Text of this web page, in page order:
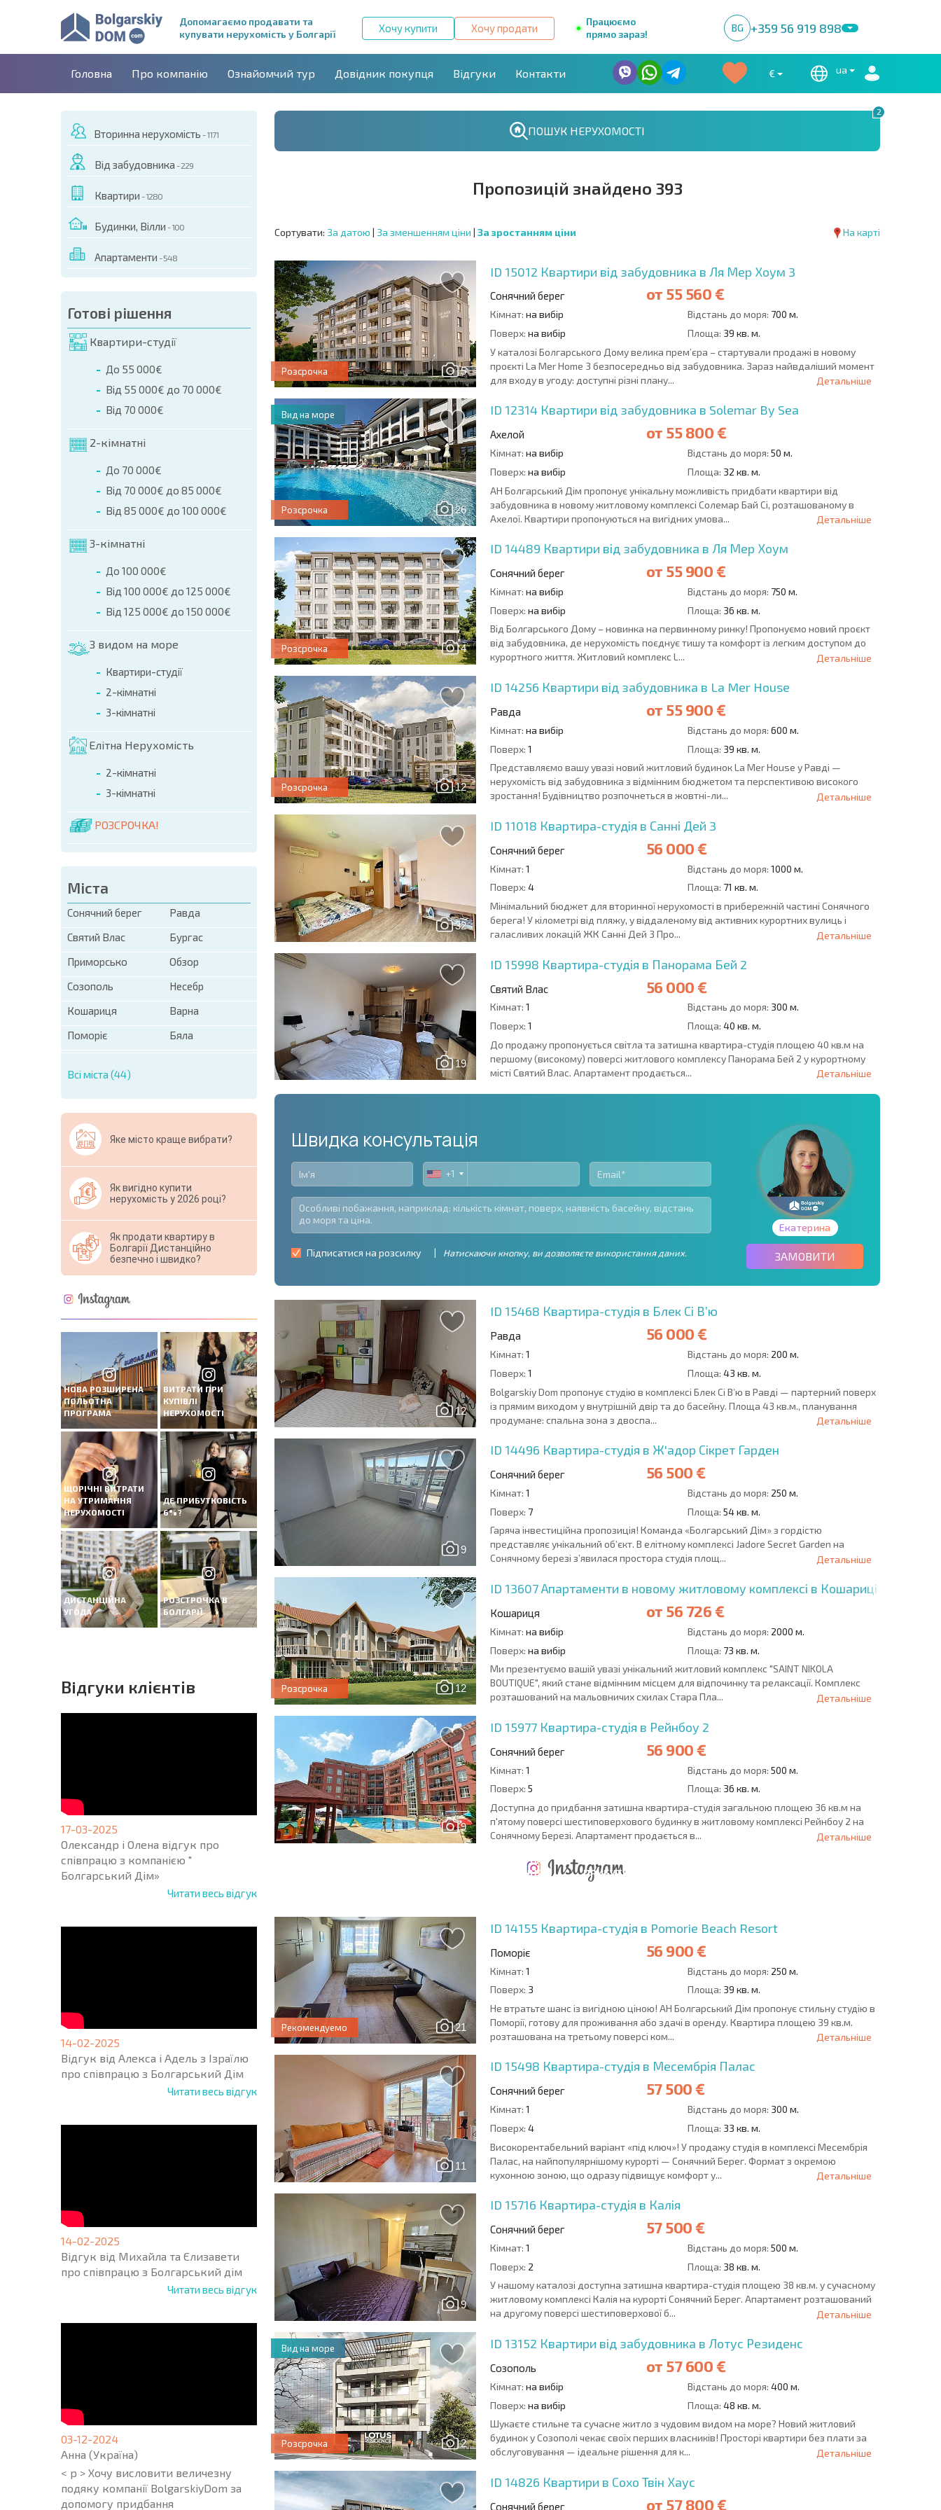
Допомагаємо продавати та
купувати нерухомість у Болгарії
Хочу купити Хочу продати
Працюємо
прямо зараз!
BG +359 56 919 898
Головна Про компанію Ознайомчий тур Довідник покупця Відгуки Контакти € ua
Вторинна нерухомість - 1171
Від забудовника - 229
Квартири - 1280
Будинки, Вілли - 100
Апартаменти - 548
Готові рішення
Квартири-студії
До 55 000€
Від 55 000€ до 70 000€
Від 70 000€
2-кімнатні
До 70 000€
Від 70 000€ до 85 000€
Від 85 000€ до 100 000€
3-кімнатні
До 100 000€
Від 100 000€ до 125 000€
Від 125 000€ до 150 000€
З видом на море
Квартири-студії
2-кімнатні
3-кімнатні
Елітна Нерухомість
2-кімнатні
3-кімнатні
РОЗСРОЧКА!
Міста
Сонячний берег
Равда
Святий Влас
Бургас
Приморсько
Обзор
Созополь
Несебр
Кошариця
Варна
Поморіє
Бяла
Всі міста (44)
Яке місто краще вибрати?
Як вигідно купити
нерухомість у 2026 році?
Як продати квартиру в
Болгарії Дистанційно
безпечно і швидко?
НОВА РОЗШИРЕНА
ПОЛЬОТНА
ПРОГРАМА
ВИТРАТИ ПРИ
КУПІВЛІ
НЕРУХОМОСТІ
ЩОРІЧНІ ВИТРАТИ
НА УТРИМАННЯ
НЕРУХОМОСТІ
ДЕ ПРИБУТКОВІСТЬ
6%?
ДИСТАНЦІЙНА
УГОДА
РОЗСТРОЧКА В
БОЛГАРІЇ
Вiдгуки клієнтів
17-03-2025
Олександр і Олена відгук про
співпрацю з компанією "
Болгарський Дім»
Читати весь відгук
14-02-2025
Відгук від Алекса і Адель з Ізраїлю
про співпрацю з Болгарський Дім
Читати весь відгук
14-02-2025
Відгук від Михайла та Єлизавети
про співпрацю з Болгарський дім
Читати весь відгук
03-12-2024
Анна (Україна)
< p > Хочу висловити величезну
подяку компанії BolgarskiyDom за
допомогу придбання
2
ПОШУК НЕРУХОМОСТІ
Пропозицій знайдено 393
Сортувати: За датою | За зменшенням ціни | За зростанням ціни На карті
5
Розсрочка
ID 15012 Квартири від забудовника в Ля Мер Хоум 3
Сонячний берег от 55 560 €
Кімнат: на вибір Відстань до моря: 700 м.
Поверх: на вибір Площа: 39 кв. м.
У каталозі Болгарського Дому велика прем’єра – стартували продажі в новому
проєкті La Mer Home 3 безпосередньо від забудовника. Зараз найвдаліший момент
для входу в угоду: доступні різні плану...
Детальніше
26
Розсрочка
ID 12314 Квартири від забудовника в Solemar By Sea
Ахелой от 55 800 €
Кімнат: на вибір Відстань до моря: 50 м.
Поверх: на вибір Площа: 32 кв. м.
Вид на море
АН Болгарський Дім пропонує унікальну можливість придбати квартири від
забудовника в новому житловому комплексі Солемар Бай Сі, розташованому в
Ахелої. Квартири пропонуються на вигідних умова...
Детальніше
4
Розсрочка
ID 14489 Квартири від забудовника в Ля Мер Хоум
Сонячний берег от 55 900 €
Кімнат: на вибір Відстань до моря: 750 м.
Поверх: на вибір Площа: 36 кв. м.
Від Болгарського Дому – новинка на первинному ринку! Пропонуємо новий проєкт
від забудовника, де нерухомість поєднує тишу та комфорт із легким доступом до
курортного життя. Житловий комплекс L...
Детальніше
12
Розсрочка
ID 14256 Квартири від забудовника в La Mer House
Равда от 55 900 €
Кімнат: на вибір Відстань до моря: 600 м.
Поверх: 1 Площа: 39 кв. м.
Представляємо вашу увазі новий житловий будинок La Mer House у Равді —
нерухомість від забудовника з відмінним бюджетом та перспективою високого
зростання! Будівництво розпочнеться в жовтні-ли...
Детальніше
32
ID 11018 Квартира-студія в Санні Дей 3
Сонячний берег 56 000 €
Кімнат: 1 Відстань до моря: 1000 м.
Поверх: 4 Площа: 71 кв. м.
Мінімальний бюджет для вторинної нерухомості в прибережній частині Сонячного
берега! У кілометрі від пляжу, у віддаленому від активних курортних вулиць і
галасливих локацій ЖК Санні Дей 3 Про...
Детальніше
19
ID 15998 Квартира-студія в Панорама Бей 2
Святий Влас 56 000 €
Кімнат: 1 Відстань до моря: 300 м.
Поверх: 1 Площа: 40 кв. м.
До продажу пропонується світла та затишна квартира-студія площею 40 кв.м на
першому (високому) поверсі житлового комплексу Панорама Бей 2 у курортному
місті Святий Влас. Апартамент продається...
Детальніше
Швидка консультація
United
+1
+1
Підписатися на розсилку Натискаючи кнопку, ви дозволяєте використання даних.
Екатерина
ЗАМОВИТИ
12
ID 15468 Квартира-студія в Блек Сі В’ю
Равда 56 000 €
Кімнат: 1 Відстань до моря: 200 м.
Поверх: 1 Площа: 43 кв. м.
Bolgarskiy Dom пропонує студію в комплексі Блек Сі В’ю в Равді — партерний поверх
із прямим виходом у внутрішній двір та до басейну. Площа 43 кв.м., планування
продумане: спальна зона з двоспа...
Детальніше
9
ID 14496 Квартира-студія в Ж'адор Сікрет Гарден
Сонячний берег 56 500 €
Кімнат: 1 Відстань до моря: 250 м.
Поверх: 7 Площа: 54 кв. м.
Гаряча інвестиційна пропозиція! Команда «Болгарський Дім» з гордістю
представляє унікальний об’єкт. В елітному комплексі Jadore Secret Garden на
Сонячному березі з’явилася простора студія площ...
Детальніше
12
Розсрочка
ID 13607Апартаменти в новому житловому комплексі в Кошариці
Кошариця от 56 726 €
Кімнат: на вибір Відстань до моря: 2000 м.
Поверх: на вибір Площа: 73 кв. м.
Ми презентуємо вашій увазі унікальний житловий комплекс "SAINT NIKOLA
BOUTIQUE", який стане відмінним місцем для відпочинку та релаксації. Комплекс
розташований на мальовничих схилах Стара Пла...
Детальніше
9
ID 15977 Квартира-студія в Рейнбоу 2
Сонячний берег 56 900 €
Кімнат: 1 Відстань до моря: 500 м.
Поверх: 5 Площа: 36 кв. м.
Доступна до придбання затишна квартира-студія загальною площею 36 кв.м на
п'ятому поверсі шестиповерхового будинку в житловому комплексі Рейнбоу 2 на
Сонячному Березі. Апартамент продається в...
Детальніше
ВИТРАТИ НА
УТРИМАННЯ
ПРИБУТКОВІСТЬ
21
Рекомендуемо
ID 14155 Квартира-студія в Pomorie Beach Resort
Поморіє 56 900 €
Кімнат: 1 Відстань до моря: 250 м.
Поверх: 3 Площа: 39 кв. м.
Не втратьте шанс із вигідною ціною! АН Болгарський Дім пропонує стильну студію в
Поморії, готову для проживання або здачі в оренду. Квартира площею 39 кв.м.
розташована на третьому поверсі ком...
Детальніше
11
ID 15498 Квартира-студія в Месембрія Палас
Сонячний берег 57 500 €
Кімнат: 1 Відстань до моря: 300 м.
Поверх: 4 Площа: 33 кв. м.
Високорентабельний варіант «під ключ»! У продажу студія в комплексі Месембрія
Палас, на найпопулярнішому курорті — Сонячний Берег. Формат з окремою
кухонною зоною, що одразу підвищує комфорт у...
Детальніше
9
ID 15716 Квартира-студія в Калія
Сонячний берег 57 500 €
Кімнат: 1 Відстань до моря: 500 м.
Поверх: 2 Площа: 38 кв. м.
У нашому каталозі доступна затишна квартира-студія площею 38 кв.м. у сучасному
житловому комплексі Калія на курорті Сонячний Берег. Апартамент розташований
на другому поверсі шестиповерхової б...
Детальніше
2
Розсрочка
ID 13152 Квартири від забудовника в Лотус Резиденс
Созополь от 57 600 €
Кімнат: на вибір Відстань до моря: 400 м.
Поверх: на вибір Площа: 48 кв. м.
Вид на море
Шукаєте стильне та сучасне житло з чудовим видом на море? Новий житловий
будинок у Созополі чекає своїх перших власників! Просторі квартири без плати за
обслуговування — ідеальне рішення для к...
Детальніше
ID 14826 Квартири в Сохо Твін Хаус
Сонячний берег от 57 800 €